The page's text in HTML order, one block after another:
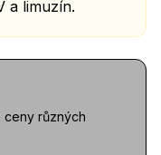
a limuzín.
ceny různých